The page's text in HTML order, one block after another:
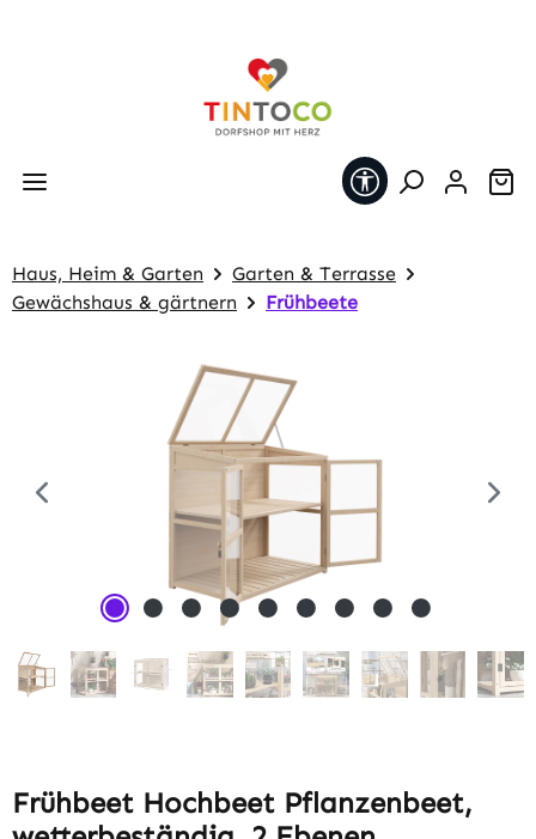
Werkzeugleiste
Haus, Heim & Garten
Garten & Terrasse
Gewächshaus & gärtnern
Frühbeete
Frühbeet Hochbeet Pflanzenbeet,